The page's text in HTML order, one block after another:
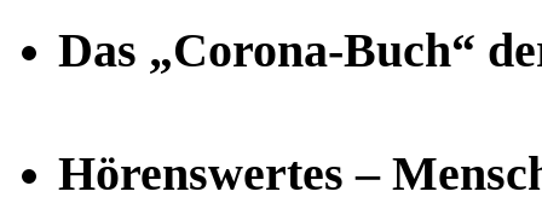
Das „Corona-Buch“
Hörenswertes –